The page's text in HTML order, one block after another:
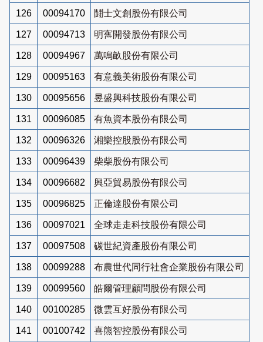
126 00094170 鬪士文創股份有限公司
127 00094713 明寯開發股份有限公司
128 00094967 萬鳴畝股份有限公司
129 00095163 有意義美術股份有限公司
130 00095656 昱盛興科技股份有限公司
131 00096085 有魚資本股份有限公司
132 00096326 湘樂控股股份有限公司
133 00096439 柴柴股份有限公司
134 00096682 興亞貿易股份有限公司
135 00096825 正倫達股份有限公司
136 00097021 全球走走科技股份有限公司
137 00097508 碳世紀資產股份有限公司
138 00099288 布農世代同行社會企業股份有限公司
139 00099560 皓爾管理顧問股份有限公司
140 00100285 微雲互好股份有限公司
141 00100742 喜熊智控股份有限公司